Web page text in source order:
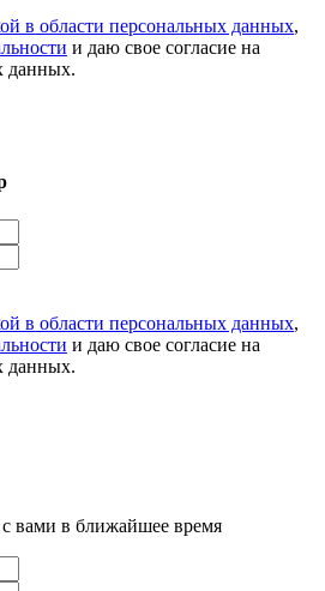
в области персональных данных,
и даю свое согласие на
данных.
в области персональных данных,
и даю свое согласие на
данных.
вами в ближайшее время